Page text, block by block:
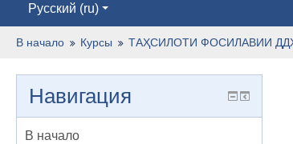
Русский ‎(ru)‎
В начало Курсы ТАҲСИЛОТИ ФОСИЛАВИИ
Навигация
В начало